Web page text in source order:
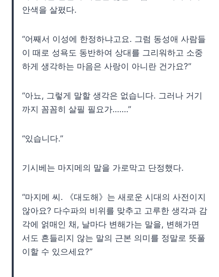
안색을 살폈다.
“어째서 이성에 한정하냐고요. 그럼 동성애 사람들
이 때로 성욕도 동반하여 상대를 그리워하고 소중
하게 생각하는 마음은 사랑이 아니란 건가요?”
“아뇨, 그렇게 말할 생각은 없습니다. 그러나 거기
까지 꼼꼼히 살필 필요가…….”
“있습니다.”
기시베는 마지메의 말을 가로막고 단정했다.
“마지메 씨. 《대도해》는 새로운 시대의 사전이지
않아요? 다수파의 비위를 맞추고 고루한 생각과 감
각에 얽매인 채, 날마다 변해가는 말을, 변해가면
서도 흔들리지 않는 말의 근본 의미를 정말로 뜻풀
이할 수 있으세요?”